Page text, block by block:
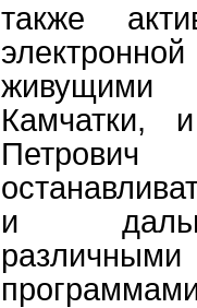
также
Камчатки,
и